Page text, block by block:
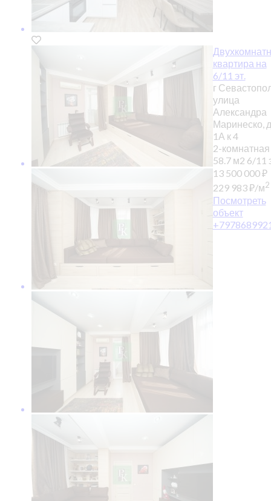
квартира на
6/11 эт.
г
улица
Александра
Маринеско, д
1А к 4
2-комнатная
58.7 м2 6/11
13 500 000₽
229 983₽/м2
Посмотреть
объект